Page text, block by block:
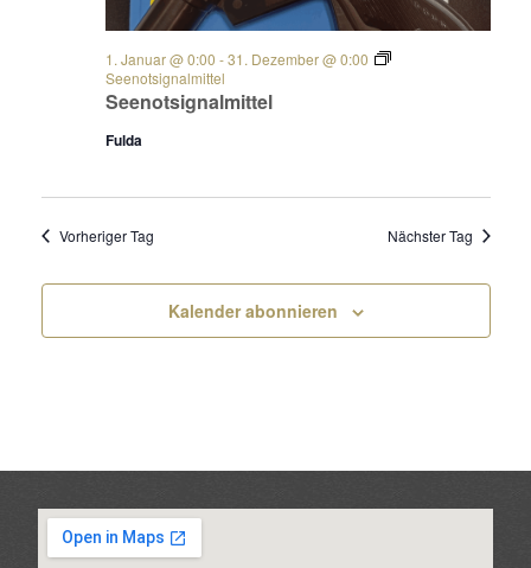
Seenotsignalmittel
1. Januar @ 0:00 -31. Dezember @ 0:00
Seenotsignalmittel
Fulda
Vorheriger Tag Nächster Tag
Kalender abonnieren